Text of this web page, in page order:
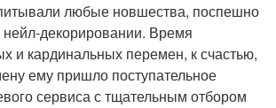
любые новшества, поспешно
декорировании. Время
и кардинальных перемен, к счастью,
ему пришло поступательное
сервиса с тщательным отбором